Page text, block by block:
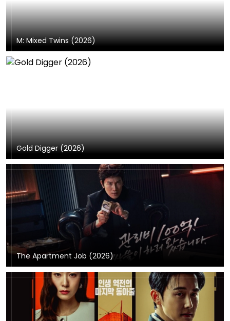
M: Mixed Twins (2026)
Gold Digger (2026)
The Apartment Job (2026)